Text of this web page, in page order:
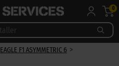
0
EAGLE F1 ASYMMETRIC 6 >